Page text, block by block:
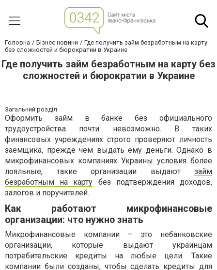
Головна Бізнес новини
Где получить займ безработным на карту
без сложностей и бюрократии в Украине
Где получить займ безработным на карту без
сложностей и бюрократии в Украине
Загальний розділ
Оформить займ в банке без официального
трудоустройства почти невозможно. В таких
финансовых учреждениях строго проверяют личность
заемщика, прежде чем выдать ему деньги. Однако в
микрофинансовых компаниях Украины условия более
лояльные, такие организации выдают займ
безработным на карту без подтверждения доходов,
залогов и поручителей.
Как работают микрофинансовые
организации: что нужно знать
Микрофинансовые компании – это небанковские
организации, которые выдают украинцам
потребительские кредиты на любые цели. Такие
компании были созданы, чтобы сделать кредиты для